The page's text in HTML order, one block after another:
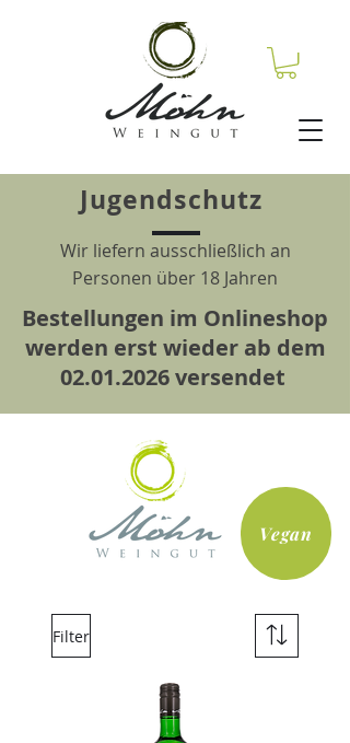
Jugendschutz
Wir liefern ausschließlich an
Personen über 18 Jahren
Bestellungen im Onlineshop
werden erst wieder ab dem
02.01.2026versendet
Vegan
Filter